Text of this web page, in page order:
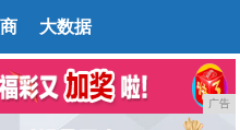
大数据
广告